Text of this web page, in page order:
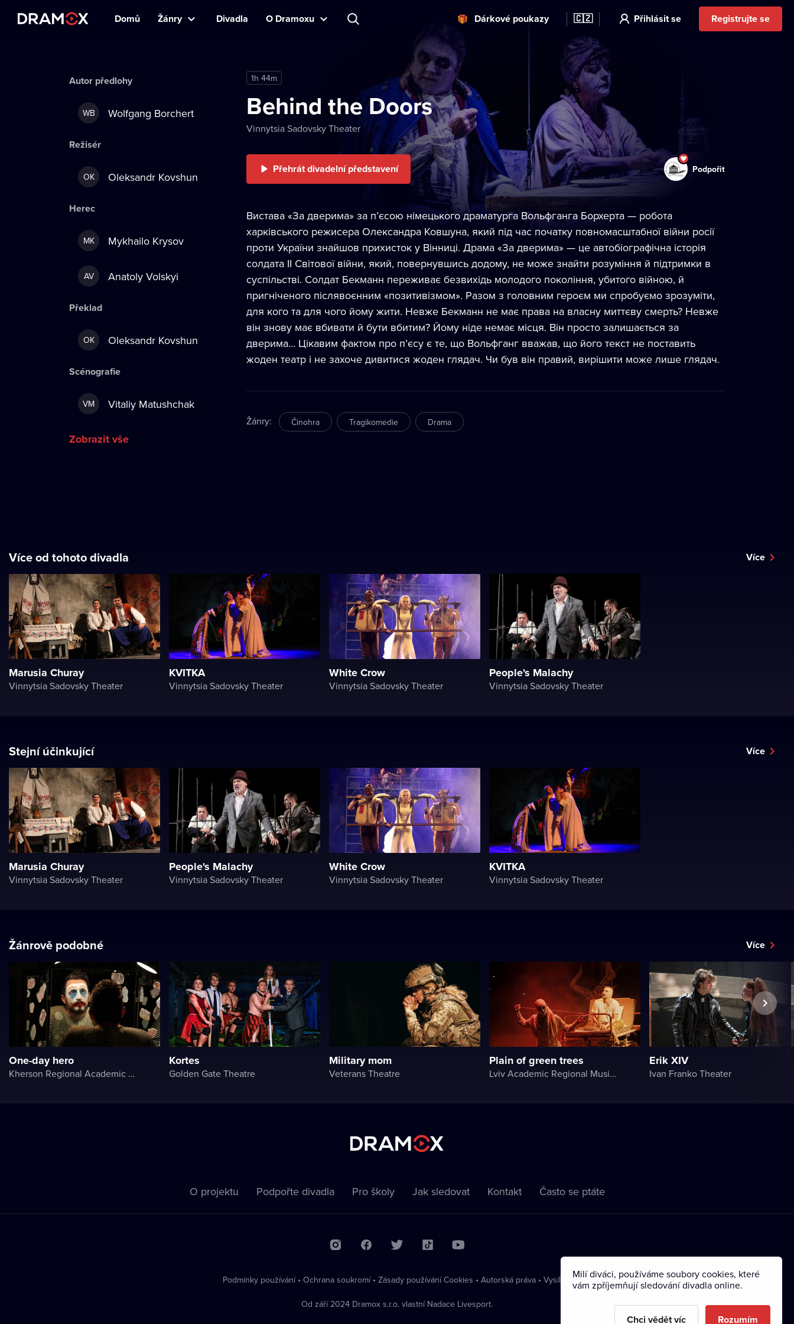
Domů Žánry Divadla O Dramoxu Dárkové poukazy 🇨🇿 Přihlásit se Registrujte se
1h 44m
Behind the Doors
Vinnytsia Sadovsky Theater
Přehrát divadelní představení Podpořit
Вистава «За дверима» за п’єсою німецького драматурга Вольфганга Борхерта — робота
харківського режисера Олександра Ковшуна, який під час початку повномасштабної війни росії
проти України знайшов прихисток у Вінниці. Драма «За дверима» — це автобіографічна історія
солдата II Світової війни, який, повернувшись додому, не може знайти розуміння й підтримки в
суспільстві. Солдат Бекманн переживає безвихідь молодого покоління, убитого війною, й
пригніченого післявоєнним «позитивізмом». Разом з головним героєм ми спробуємо зрозуміти,
для кого та для чого йому жити. Невже Бекманн не має права на власну миттєву смерть? Невже
він знову має вбивати й бути вбитим? Йому ніде немає місця. Він просто залишається за
дверима... Цікавим фактом про пʼєсу є те, що Вольфганг вважав, що його текст не поставить
жоден театр і не захоче дивитися жоден глядач. Чи був він правий, вирішити може лише глядач.
Žánry: Činohra Tragikomedie Drama
Autor předlohy
WB Wolfgang Borchert
Režisér
OK Oleksandr Kovshun
Herec
MK Mykhailo Krysov
AV Anatoly Volskyi
Překlad
OK Oleksandr Kovshun
Scénografie
VM Vitaliy Matushchak
Zobrazit vše
Více od tohoto divadla Více
Marusia Churay
Vinnytsia Sadovsky Theater
KVITKA
Vinnytsia Sadovsky Theater
White Crow
Vinnytsia Sadovsky Theater
People's Malachy
Vinnytsia Sadovsky Theater
Stejní účinkující Více
Marusia Churay
Vinnytsia Sadovsky Theater
People's Malachy
Vinnytsia Sadovsky Theater
White Crow
Vinnytsia Sadovsky Theater
KVITKA
Vinnytsia Sadovsky Theater
Žánrově podobné Více
One-day hero
Kherson Regional Academic Music and Drama Theater named after Mykola Kulish
Kortes
Golden Gate Theatre
Military mom
Veterans Theatre
Plain of green trees
Lviv Academic Regional Music and Drama Theater named after Yuriy Drohobych
Erik XIV
Ivan Franko Theater
O projektu Podpořte divadla Pro školy Jak sledovat Kontakt Často se ptáte
Podmínky používání • Ochrana soukromí • Zásady používání Cookies • Autorská práva • Vysílání
Od září 2024 Dramox s.r.o. vlastní Nadace Livesport.
Milí diváci, používáme soubory cookies, které
vám zpříjemňují sledování divadla online.
Chci vědět víc Rozumím